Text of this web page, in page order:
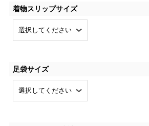
着物スリップサイズ
足袋サイズ